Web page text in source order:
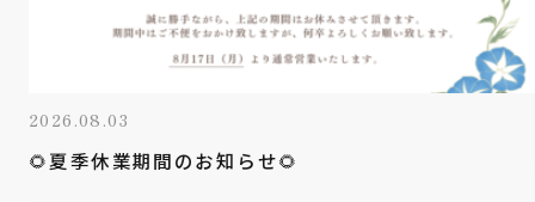
2026.08.03
🌻夏季休業期間のお知らせ🌻